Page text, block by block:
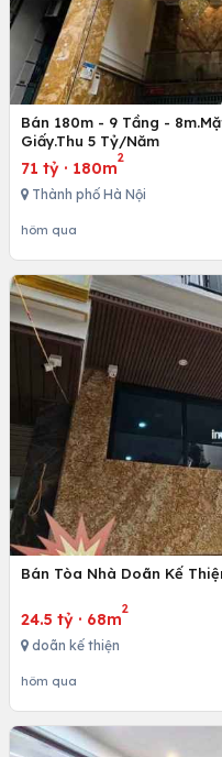
Bán 180m - 9 Tầng -
Giấy.Thu 5 Tỷ/Năm
71 tỷ · 180m
2
Thành phố Hà Nội
hôm qua
Bán Tòa Nhà Doãn Kế
24.5 tỷ · 68m
2
doãn kế thiện
hôm qua